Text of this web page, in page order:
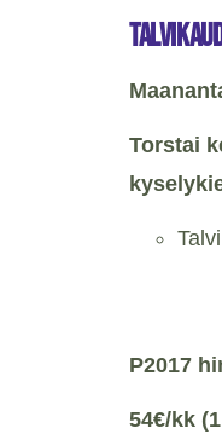
Torstai
P2017
54€/kk